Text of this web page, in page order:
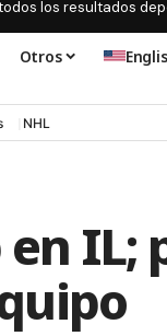
los resultados
Otros
NHL
IL;